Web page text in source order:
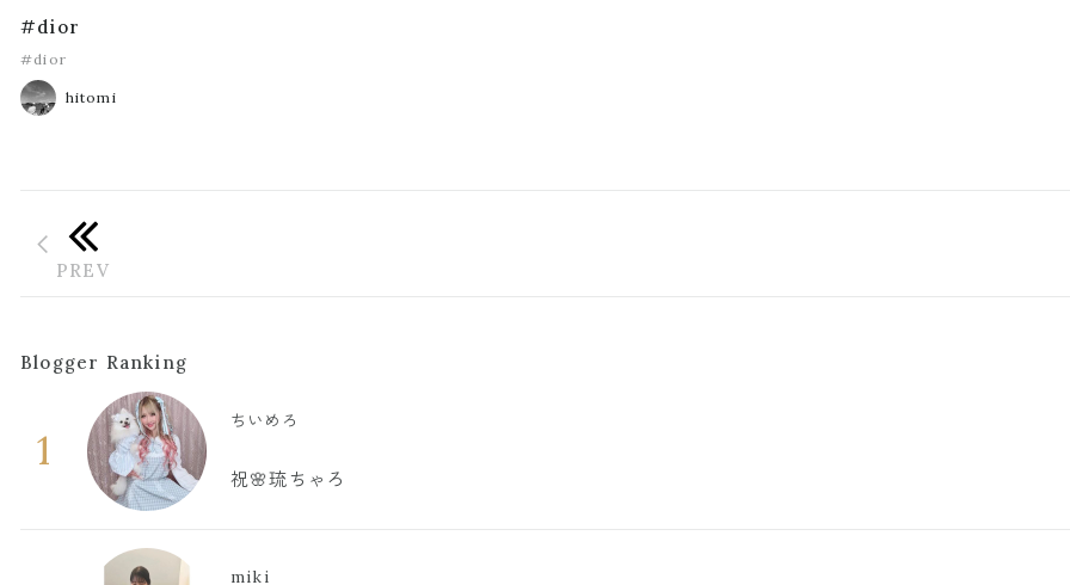
#dior
#dior
hitomi
Blogger Ranking
1
ちいめろ
祝🌸琉ちゃろ
miki